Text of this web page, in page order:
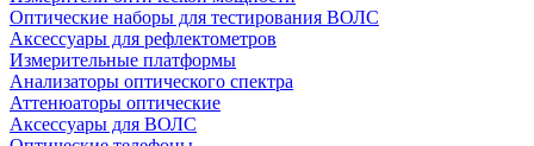
Оптические наборы для тестирования ВОЛС
Аксессуары для рефлектометров
Измерительные платформы
Анализаторы оптического спектра
Аттенюаторы оптические
Аксессуары для ВОЛС